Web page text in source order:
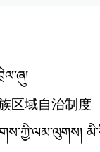
区域自治制度